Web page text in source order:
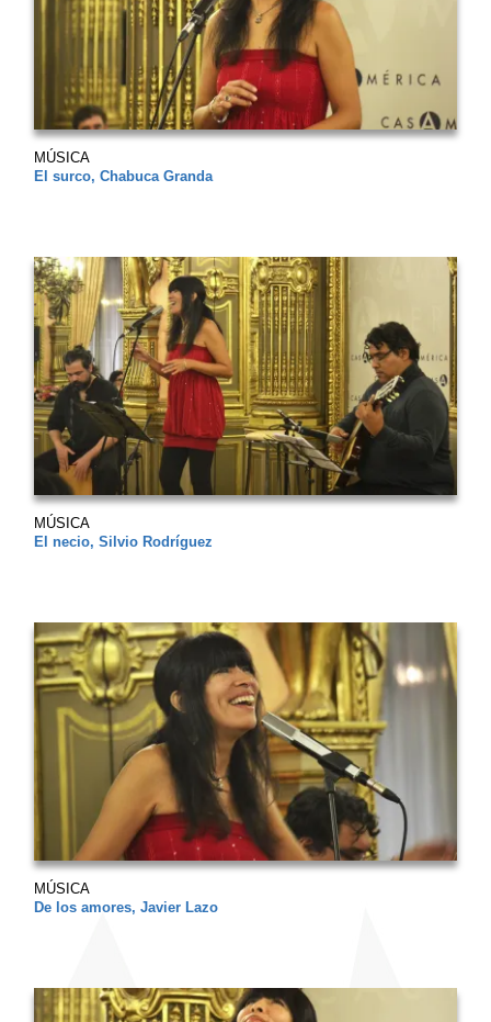
MÚSICA
El surco, Chabuca Granda
MÚSICA
El necio, Silvio Rodríguez
MÚSICA
De los amores, Javier Lazo